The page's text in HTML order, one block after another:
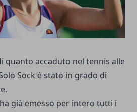
quanto accaduto nel tennis alle
Sock è stato in grado di
già emesso per intero tutti i